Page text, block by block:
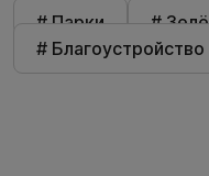
# Парки
#
# Благоустройство